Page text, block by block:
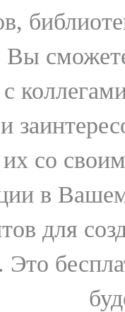
Вы
со
в
для
Это